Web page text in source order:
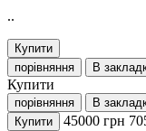
..
Купити
порівняння
В
Купити
порівняння
В
Купити
45000 грн